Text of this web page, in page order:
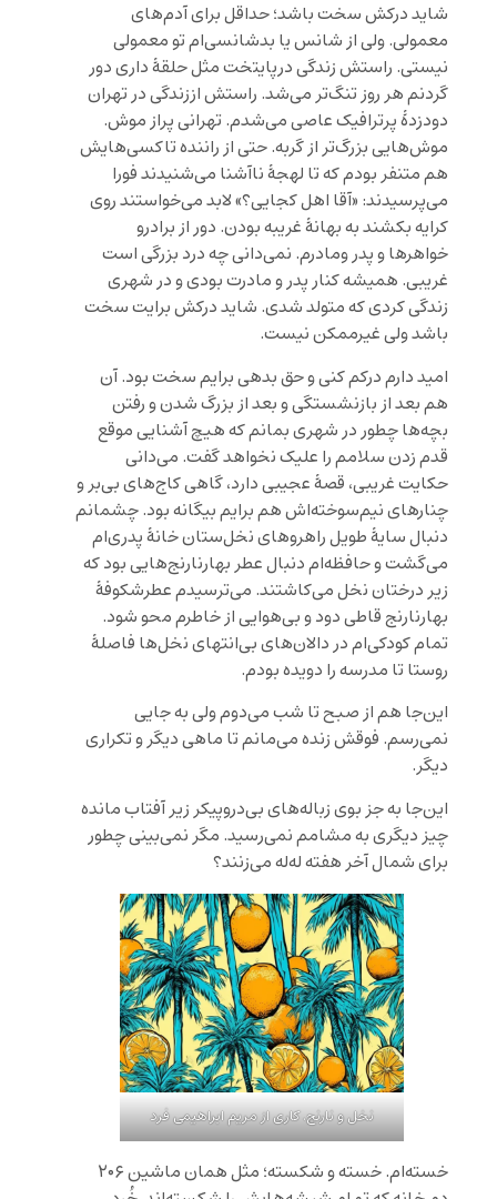
شاید درکش سخت باشد؛ حداقل برای آدم‌های
معمولی. ولی از شانس یا بدشانسی‌ام تو معمولی
نیستی. راستش زندگی درپایتخت مثل حلقۀ داری دور
گردنم هر روز تنگ‌تر می‌شد. راستش اززندگی در تهران
دودزدۀ پرترافیک عاصی می‌شدم. تهرانی پراز موش.
موش‌هایی بزرگ‌تر از گربه. حتی از راننده تاکسی‌هایش
هم متنفر بودم که تا لهجۀ نا‌آشنا می‌شنیدند فورا
می‌پرسیدند: «آقا اهل کجایی؟» لابد می‌خواستند روی
کرایه بکشند به بهانۀ غریبه بودن. دور از برادرو
خواهرها و پدر ومادرم. نمی‌دانی چه درد بزرگی است
غریبی. همیشه کنار پدر و مادرت بودی و در شهری
زندگی کردی که متولد شدی. شاید درکش برایت سخت
باشد ولی غیرممکن نیست.
امید دارم درکم کنی و حق بدهی برایم سخت بود. آن
هم بعد از بازنشستگی و بعد از بزرگ شدن و رفتن
بچه‌ها چطور در شهری بمانم که هیچ آشنایی موقع
قدم زدن سلامم را علیک نخواهد گفت. می‌دانی
حکایت غریبی، قصۀ عجیبی دارد، گاهی کاج‌های بی‌بر و
چنارهای نیم‌سوخته‌اش هم برایم بیگانه بود. چشمانم
دنبال سایۀ طویل راهروهای نخل‌ستان خانۀ پدری‌ام
می‌گشت و حافظه‌ام دنبال عطر بهارنارنج‌هایی بود که
زیر درختان نخل می‌کاشتند. می‌ترسیدم عطرشکوفۀ
بهارنارنج قاطی دود و بی‌هوایی از خاطرم محو شود.
تمام کودکی‌ام در دالان‌های بی‌انتهای نخل‌ها فاصلۀ
روستا تا مدرسه را دویده بودم.
این‌جا هم از صبح تا شب می‌دوم ولی به جایی
نمی‌رسم. فوقش زنده می‌مانم تا ماهی دیگر و تکراری
دیگر.
این‌جا به جز بوی زباله‌های بی‌دروپیکر زیر آفتاب مانده
چیز دیگری به مشامم نمی‌رسید. مگر نمی‌بینی چطور
برای شمال آخر هفته له‌له می‌زنند؟
نخل و نارنج. کاری از مریم ابراهیمی فرد
خسته‌ام. خسته و شکسته؛ مثل همان ماشین ۲۰۶